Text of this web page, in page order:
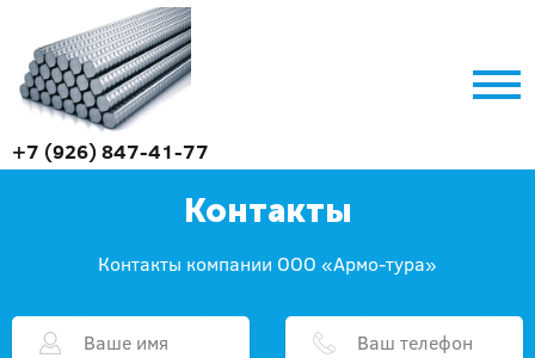
+7 (926) 847-41-77
Контакты
Контакты компании ООО «Армо-тура»